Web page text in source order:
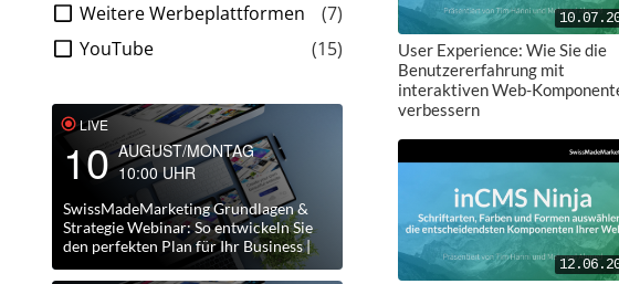
Weitere Werbeplattformen
(7)
YouTube
(15)
LIVE
10 AUGUST/MONTAG
10:00 UHR
SwissMadeMarketing Grundlagen &
Strategie Webinar: So entwickeln Sie
den perfekten Plan für Ihr Business |
User Experience: Wie Sie die
Benutzererfahrung mit
interaktiven Web-
verbessern